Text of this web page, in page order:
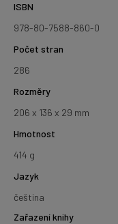
ISBN
978-80-7588-860-0
Počet stran
286
Rozměry
206 x 136 x 29 mm
Hmotnost
414 g
Jazyk
čeština
Zařazení knihy